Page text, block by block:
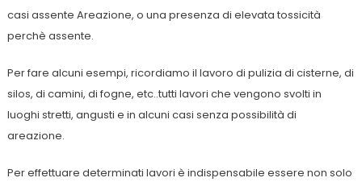
casi assente Areazione, o una presenza di elevata tossicità
perchè assente.
Per fare alcuni esempi, ricordiamo il lavoro di pulizia di cisterne, di
silos, di camini, di fogne, etc..tutti lavori che vengono svolti in
luoghi stretti, angusti e in alcuni casi senza possibilità di
areazione.
Per effettuare determinati lavori è indispensabile essere non solo